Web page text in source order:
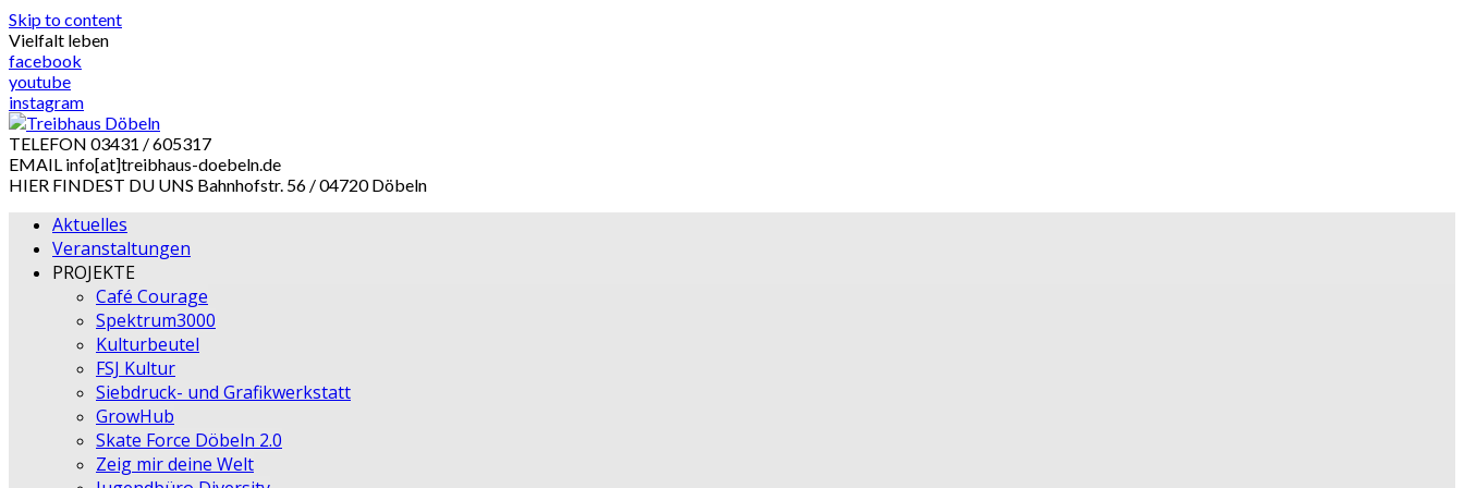
Skip to content
Vielfalt leben
facebook
youtube
instagram
TELEFON 03431 / 605317
EMAIL info[at]treibhaus-doebeln.de
HIER FINDEST DU UNS Bahnhofstr. 56 / 04720 Döbeln
Aktuelles
Veranstaltungen
PROJEKTE
Café Courage
Spektrum3000
Kulturbeutel
FSJ Kultur
Siebdruck- und Grafikwerkstatt
GrowHub
Skate Force Döbeln 2.0
Zeig mir deine Welt